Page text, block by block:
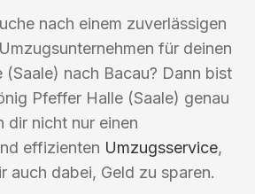
nach einem zuverlässigen
für deinen
(Saale) nach Bacau? Dann bist
Pfeffer Halle (Saale) genau
dir nicht nur einen
effizienten Umzugsservice,
auch dabei, Geld zu sparen.